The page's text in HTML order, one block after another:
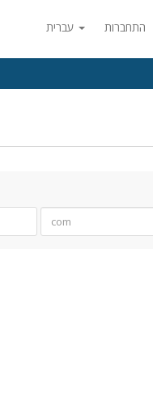
התחברות